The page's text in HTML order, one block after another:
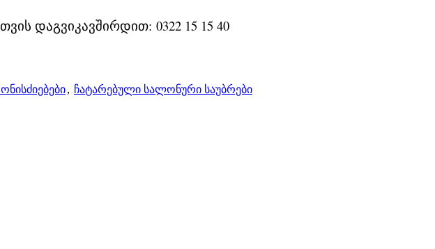
დაგვიკავშირდით: 0322 15 15 40
, ჩატარებული სალონური საუბრები